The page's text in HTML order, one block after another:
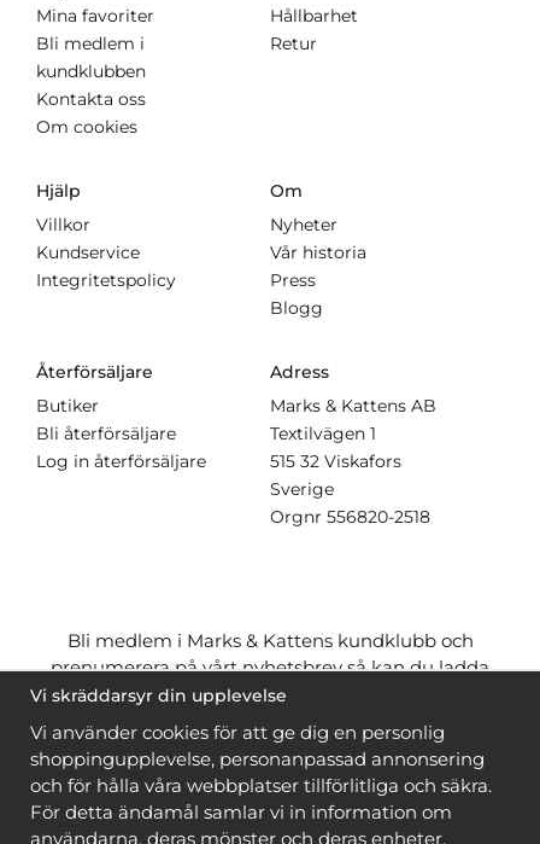
Mina favoriter
Bli medlem i
kundklubben
Kontakta oss
Om cookies
Hållbarhet
Retur
Hjälp
Villkor
Kundservice
Integritetspolicy
Om
Nyheter
Vår historia
Press
Blogg
Återförsäljare
Butiker
Bli återförsäljare
Log in återförsäljare
Adress
Marks & Kattens AB
Textilvägen 1
515 32 Viskafors
Sverige
Orgnr 556820-2518
Bli medlem i Marks & Kattens kundklubb och
prenumerera på vårt nyhetsbrev så kan du ladda
ner många mönstergratisoch få många
när du handlar garn till mönstret. Du ser vilka som
är
gratis när du är inloggad
Bli medlem
Vi skräddarsyr din upplevelse
Vi använder cookies för att ge dig en personlig
shoppingupplevelse, personanpassad annonsering
och för hålla våra webbplatser tillförlitliga och säkra.
För detta ändamål samlar vi in information om
användarna, deras mönster och deras enheter.